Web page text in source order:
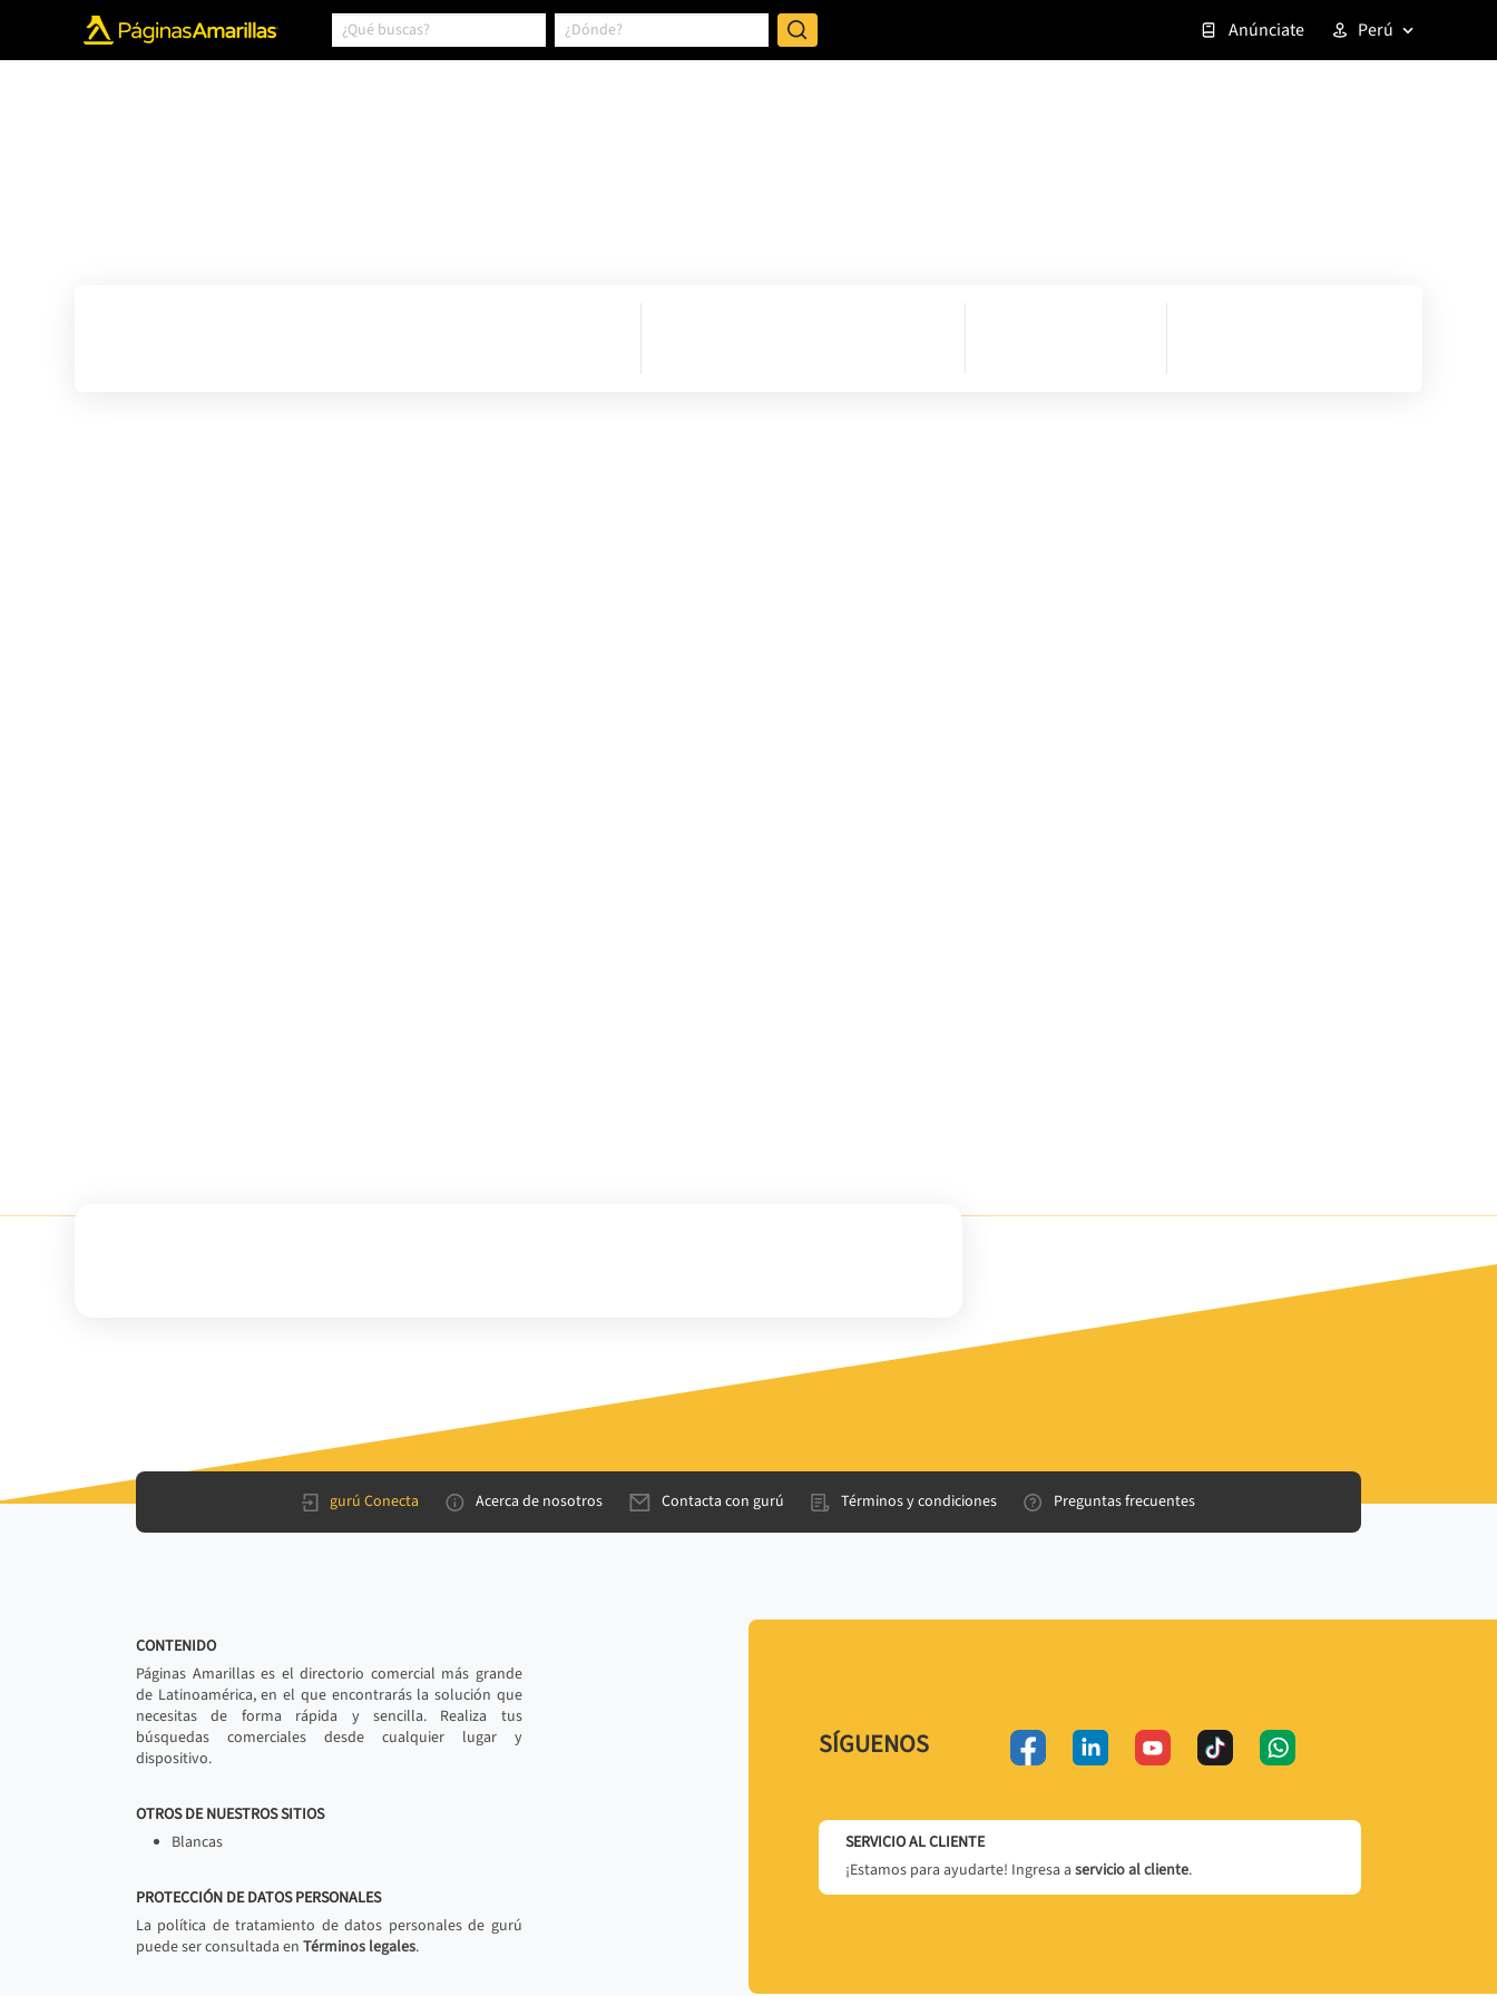
Anúnciate Perú
gurú Conecta Acerca de nosotros Contacta con gurú Términos y condiciones Preguntas frecuentes
CONTENIDO
Páginas Amarillas es el directorio comercial más grande
de Latinoamérica, en el que encontrarás la solución que
necesitas de forma rápida y sencilla. Realiza tus
búsquedas comerciales desde cualquier lugar y
dispositivo.
OTROS DE NUESTROS SITIOS
Blancas
PROTECCIÓN DE DATOS PERSONALES
La política de tratamiento de datos personales de gurú
puede ser consultada en Términos legales.
SÍGUENOS
SERVICIO AL CLIENTE
¡Estamos para ayudarte! Ingresa a servicio al cliente.